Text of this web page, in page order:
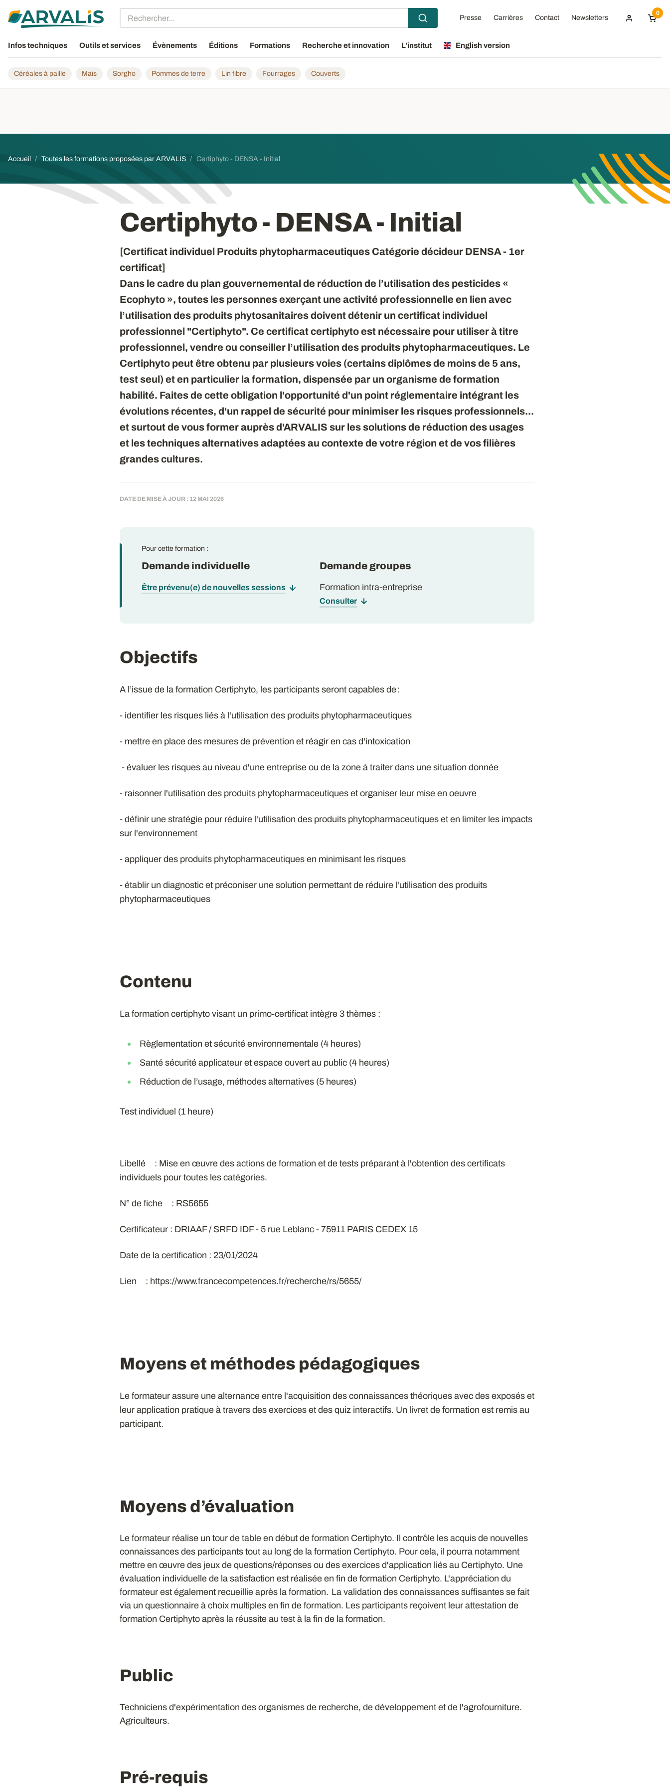
Presse Carrières Contact Newsletters
0
Infos techniques Outils et services Évènements Éditions Formations Recherche et innovation L'institut English version
Céréales à paille Maïs Sorgho Pommes de terre Lin fibre Fourrages Couverts
Fil d'Ariane
Accueil Toutes les formations proposées par ARVALIS Certiphyto - DENSA - Initial
Certiphyto - DENSA - Initial
[Certificat individuel Produits phytopharmaceutiques Catégorie décideur DENSA - 1er
certificat]
Dans le cadre du plan gouvernemental de réduction de l’utilisation des pesticides «
Ecophyto », toutes les personnes exerçant une activité professionnelle en lien avec
l’utilisation des produits phytosanitaires doivent détenir un certificat individuel
professionnel "Certiphyto". Ce certificat certiphyto est nécessaire pour utiliser à titre
professionnel, vendre ou conseiller l’utilisation des produits phytopharmaceutiques. Le
Certiphyto peut être obtenu par plusieurs voies (certains diplômes de moins de 5 ans,
test seul) et en particulier la formation, dispensée par un organisme de formation
habilité. Faites de cette obligation l'opportunité d'un point réglementaire intégrant les
évolutions récentes, d'un rappel de sécurité pour minimiser les risques professionnels...
et surtout de vous former auprès d'ARVALIS sur les solutions de réduction des usages
et les techniques alternatives adaptées au contexte de votre région et de vos filières
grandes cultures.
DATE DE MISE À JOUR : 12 MAI 2026
Pour cette formation :
Demande individuelle
Être prévenu(e) de nouvelles sessions
Demande groupes
Formation intra-entreprise
Consulter
Objectifs
A l’issue de la formation Certiphyto, les participants seront capables de :
- identifier les risques liés à l'utilisation des produits phytopharmaceutiques
- mettre en place des mesures de prévention et réagir en cas d'intoxication
- évaluer les risques au niveau d'une entreprise ou de la zone à traiter dans une situation donnée
- raisonner l'utilisation des produits phytopharmaceutiques et organiser leur mise en oeuvre
- définir une stratégie pour réduire l'utilisation des produits phytopharmaceutiques et en limiter les impacts
sur l'environnement
- appliquer des produits phytopharmaceutiques en minimisant les risques
- établir un diagnostic et préconiser une solution permettant de réduire l'utilisation des produits
phytopharmaceutiques
Contenu
La formation certiphyto visant un primo-certificat intègre 3 thèmes :
Règlementation et sécurité environnementale (4 heures)
Santé sécurité applicateur et espace ouvert au public (4 heures)
Réduction de l’usage, méthodes alternatives (5 heures)
Test individuel (1 heure)
Libellé : Mise en œuvre des actions de formation et de tests préparant à l'obtention des certificats
individuels pour toutes les catégories.
N° de fiche : RS5655
Certificateur : DRIAAF / SRFD IDF - 5 rue Leblanc - 75911 PARIS CEDEX 15
Date de la certification : 23/01/2024
Lien : https://www.francecompetences.fr/recherche/rs/5655/
Moyens et méthodes pédagogiques
Le formateur assure une alternance entre l'acquisition des connaissances théoriques avec des exposés et
leur application pratique à travers des exercices et des quiz interactifs. Un livret de formation est remis au
participant.
Moyens d’évaluation
Le formateur réalise un tour de table en début de formation Certiphyto. Il contrôle les acquis de nouvelles
connaissances des participants tout au long de la formation Certiphyto. Pour cela, il pourra notamment
mettre en œuvre des jeux de questions/réponses ou des exercices d'application liés au Certiphyto. Une
évaluation individuelle de la satisfaction est réalisée en fin de formation Certiphyto. L'appréciation du
formateur est également recueillie après la formation. La validation des connaissances suffisantes se fait
via un questionnaire à choix multiples en fin de formation. Les participants reçoivent leur attestation de
formation Certiphyto après la réussite au test à la fin de la formation.
Public
Techniciens d'expérimentation des organismes de recherche, de développement et de l'agrofourniture.
Agriculteurs.
Pré-requis